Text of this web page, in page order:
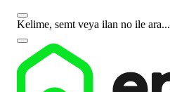
Kelime, semt veya ilan no ile ara...